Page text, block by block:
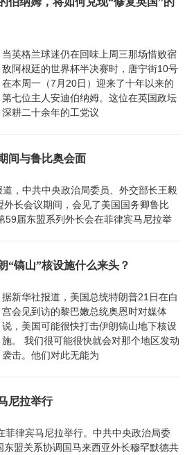
当英格兰球迷仍在回味上周三那场惜败宿
敌阿根廷的世界杯半决赛时，唐宁街10号
在本周一（7月20日）迎来了十年以来的
第七位主人安迪伯纳姆。这位在英国政坛
深耕二十余年的工党议
间与鲁比奥会面
，中共中央政治局委员、外交部长王毅
长会议期间，会见了美国国务卿鲁比
59届东盟系列外长会在菲律宾马尼拉举
“镐山”核设施什么来头？
据新华社报道，美国总统特朗普21日在白
宫会见到访的黎巴嫩总统奥恩时对媒体
说，美国可能很快打击伊朗镐山地下核设
施。 我们很可能很快就会对那个地区发动
袭击。他们对此无能为
尼拉举行
菲律宾马尼拉举行。中共中央政治局委
东盟关系协调国马来西亚外长穆罕默德共